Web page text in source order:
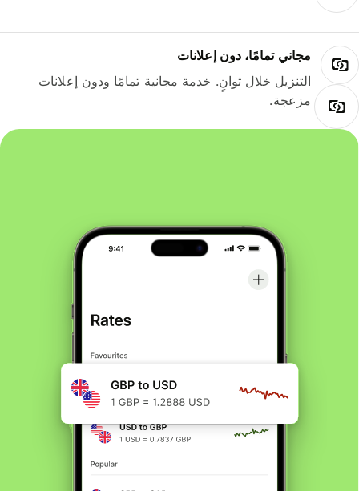
مجاني تمامًا، دون إعلانات
التنزيل خلال ثوانٍ. خدمة مجانية تمامًا ودون إعلانات
مزعجة.